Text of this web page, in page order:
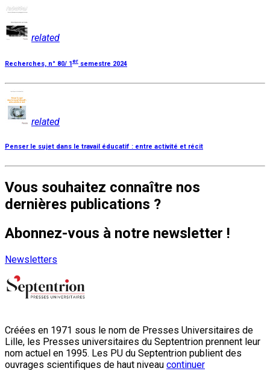
related
Recherches, n° 80/ 1 er semestre 2024
related
Penser le sujet dans le travail éducatif : entre activité et récit
Vous souhaitez connaître nos
dernières publications ?
Abonnez-vous à notre newsletter !
Newsletters
Créées en 1971 sous le nom de Presses Universitaires de
Lille, les Presses universitaires du Septentrion prennent leur
nom actuel en 1995. Les PU du Septentrion publient des
ouvrages scientifiques de haut niveau continuer